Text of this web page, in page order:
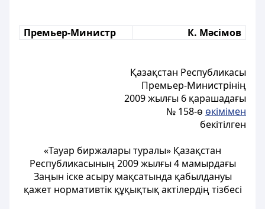
Премьер-Министр К. Мәсімов
Қазақстан Республикасы
Премьер-Министрінің
2009 жылғы 6 қарашадағы
№ 158-ө өкімімен
бекітілген
«Тауар биржалары туралы» Қазақстан
Республикасының 2009 жылғы 4 мамырдағы
Заңын іске асыру мақсатында қабылдануы
қажет нормативтік құқықтық актілердің тізбесі